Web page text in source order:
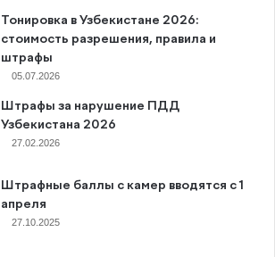
Тонировка в Узбекистане 2026:
стоимость разрешения, правила и
штрафы
05.07.2026
Штрафы за нарушение ПДД
Узбекистана 2026
27.02.2026
Штрафные баллы с камер вводятся с 1
апреля
27.10.2025